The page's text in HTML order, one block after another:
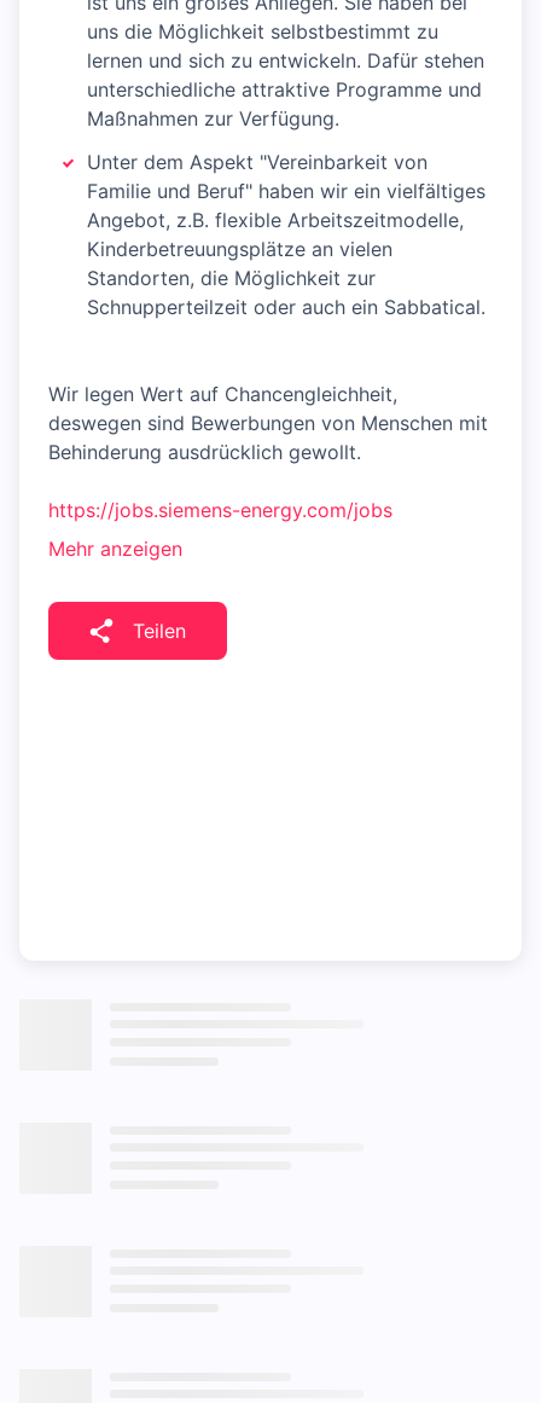
uns die Möglichkeit selbstbestimmt zu
lernen und sich zu entwickeln. Dafür stehen
unterschiedliche attraktive Programme und
Maßnahmen zur Verfügung.
Unter dem Aspekt "Vereinbarkeit von
Familie und Beruf" haben wir ein vielfältiges
Angebot, z.B. flexible Arbeitszeitmodelle,
Kinderbetreuungsplätze an vielen
Standorten, die Möglichkeit zur
Schnupperteilzeit oder auch ein Sabbatical.
Wir legen Wert auf Chancengleichheit,
deswegen sind Bewerbungen von Menschen mit
Behinderung ausdrücklich gewollt.
https://jobs.siemens-energy.com/jobs
Mehr anzeigen
Teilen